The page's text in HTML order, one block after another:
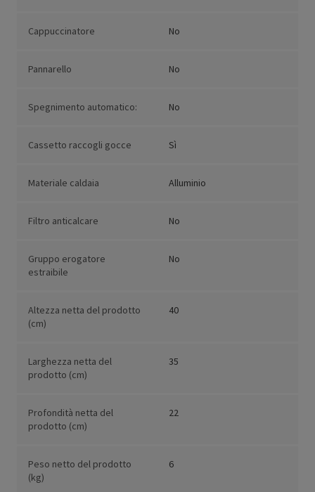
Cappuccinatore No
Pannarello No
Spegnimento automatico: No
Cassetto raccogli gocce Sì
Materiale caldaia Alluminio
Filtro anticalcare No
Gruppo erogatore
estraibile
No
Altezza netta del prodotto
(cm)
40
Larghezza netta del
prodotto (cm)
35
Profondità netta del
prodotto (cm)
22
Peso netto del prodotto
(kg)
6